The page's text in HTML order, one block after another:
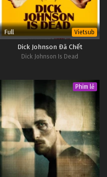
Full Vietsub
Dick Johnson Đã Chết
Dick Johnson Is Dead
Phim lẻ